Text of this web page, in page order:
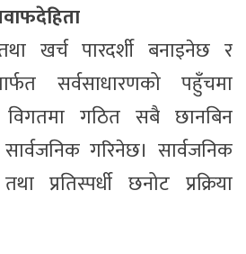
खर्च पारदर्शी बनाइनेछ र
सर्वसाधारणको पहुँचमा
गठित सबै छानबिन
गरिनेछ। सार्वजनिक
प्रतिस्पर्धी छनोट प्रक्रिया